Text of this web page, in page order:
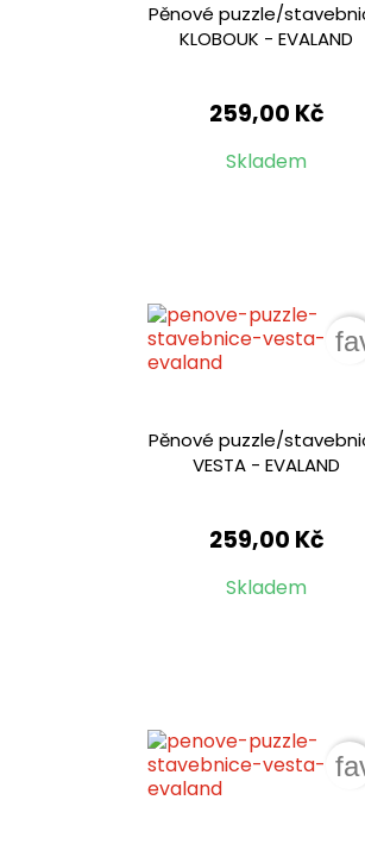
Pěnové puzzle/
KLOBOUK - EVALAND
259,00 Kč
Skladem
Pěnové puzzle/
VESTA - EVALAND
259,00 Kč
Skladem